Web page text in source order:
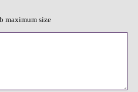
maximum size